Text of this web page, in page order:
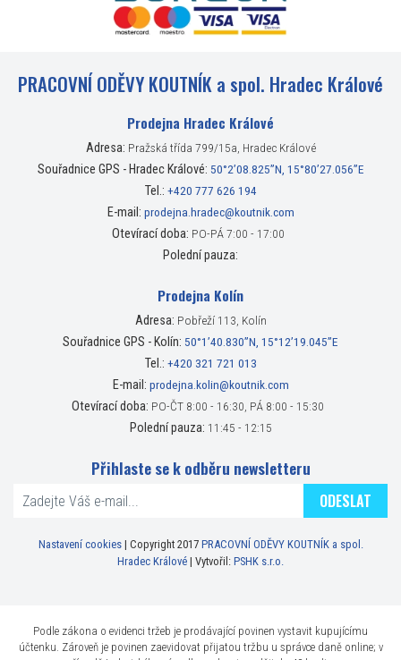
PRACOVNÍ ODĚVY KOUTNÍK a spol. Hradec Králové
Prodejna Hradec Králové
Adresa: Pražská třída 799/15a, Hradec Králové
Souřadnice GPS - Hradec Králové: 50°2’08.825”N, 15°80’27.056”E
Tel.: +420 777 626 194
E-mail: prodejna.hradec@koutnik.com
Otevírací doba: PO-PÁ 7:00 - 17:00
Polední pauza:
Prodejna Kolín
Adresa: Pobřeží 113, Kolín
Souřadnice GPS - Kolín: 50°1’40.830”N, 15°12’19.045”E
Tel.: +420 321 721 013
E-mail: prodejna.kolin@koutnik.com
Otevírací doba: PO-ČT 8:00 - 16:30, PÁ 8:00 - 15:30
Polední pauza: 11:45 - 12:15
Přihlaste se k odběru newsletteru
ODESLAT
Nastavení cookies| Copyright 2017 PRACOVNÍ ODĚVY KOUTNÍK a spol.
Hradec Králové | Vytvořil: PSHK s.r.o.
Podle zákona o evidenci tržeb je prodávající povinen vystavit kupujícímu
účtenku. Zároveň je povinen zaevidovat přijatou tržbu u správce daně online; v